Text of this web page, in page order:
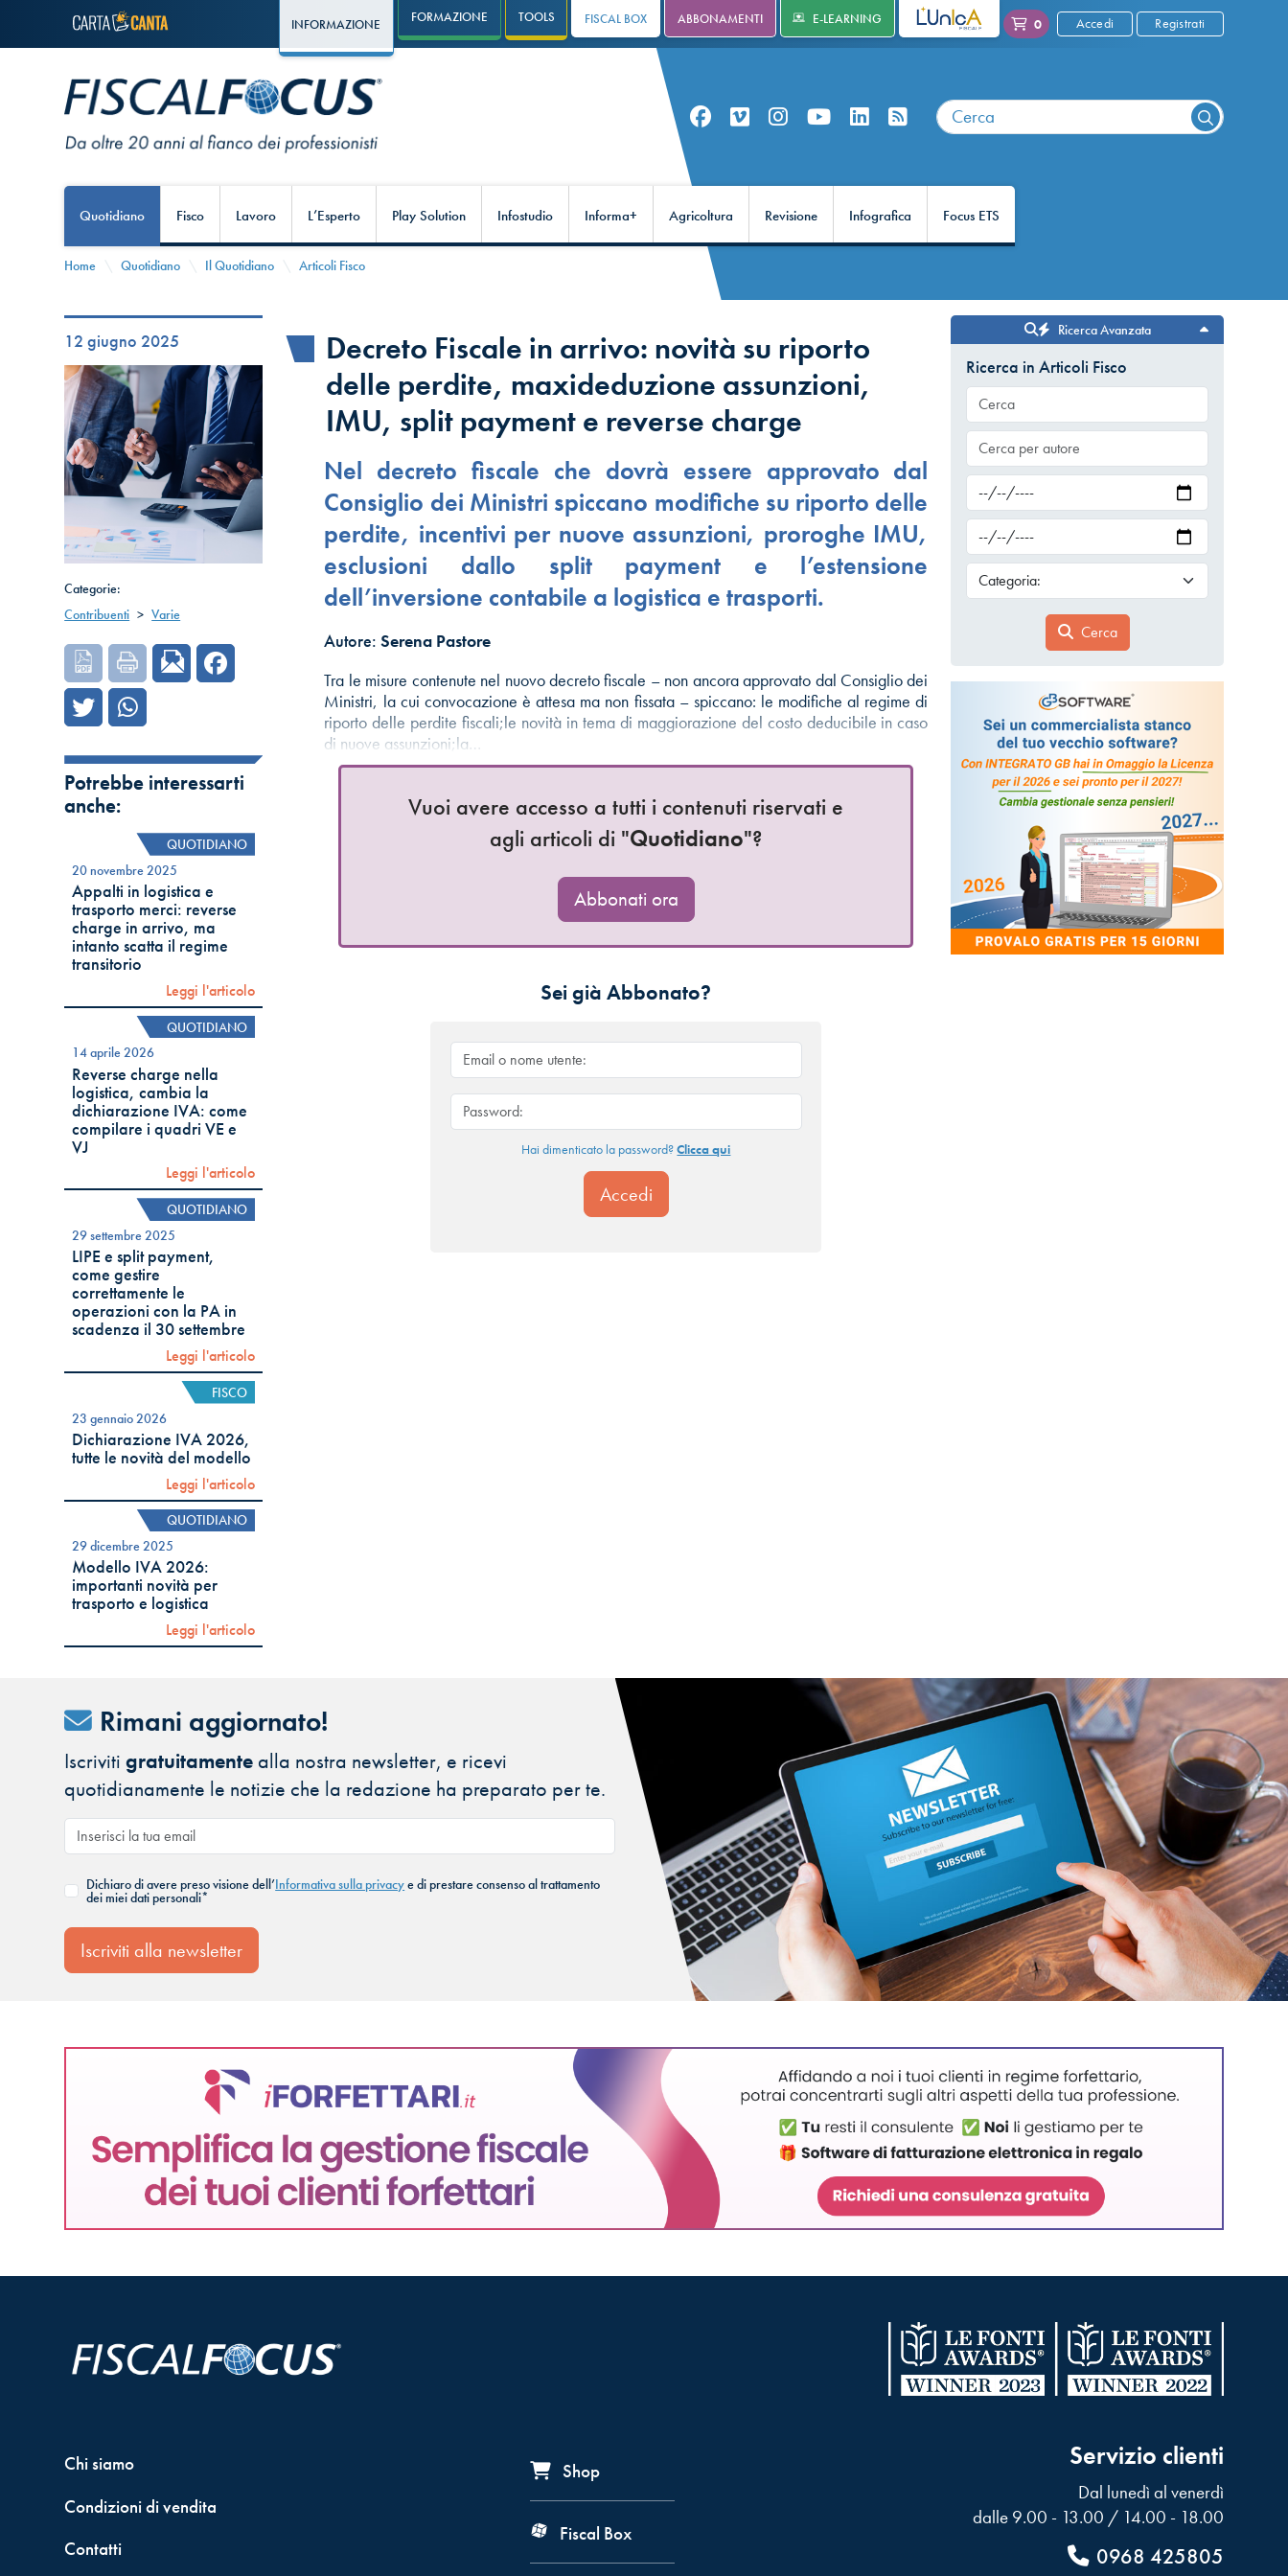
INFORMAZIONE FORMAZIONE TOOLS FISCAL BOX ABBONAMENTI E-LEARNING L'UNICA 0 Accedi Registrati
Quotidiano Fisco Lavoro L’Esperto Play Solution Infostudio Informa+ Agricoltura Revisione Infografica Focus ETS
Home Quotidiano Il Quotidiano Articoli Fisco
12 giugno 2025
Categorie:
Contribuenti > Varie
Potrebbe interessarti
anche:
QUOTIDIANO
20 novembre 2025
Appalti in logistica e
trasporto merci: reverse
charge in arrivo, ma
intanto scatta il regime
transitorio
Leggi l'articolo
QUOTIDIANO
14 aprile 2026
Reverse charge nella
logistica, cambia la
dichiarazione IVA: come
compilare i quadri VE e
VJ
Leggi l'articolo
QUOTIDIANO
29 settembre 2025
LIPE e split payment,
come gestire
correttamente le
operazioni con la PA in
scadenza il 30 settembre
Leggi l'articolo
FISCO
23 gennaio 2026
Dichiarazione IVA 2026,
tutte le novità del modello
Leggi l'articolo
QUOTIDIANO
29 dicembre 2025
Modello IVA 2026:
importanti novità per
trasporto e logistica
Leggi l'articolo
Decreto Fiscale in arrivo: novità su riporto
delle perdite, maxideduzione assunzioni,
IMU, split payment e reverse charge
Nel decreto fiscale che dovrà essere approvato dal
Consiglio dei Ministri spiccano modifiche su riporto delle
perdite, incentivi per nuove assunzioni, proroghe IMU,
esclusioni dallo split payment e l’estensione
dell’inversione contabile a logistica e trasporti.
Autore:Serena Pastore
Tra le misure contenute nel nuovo decreto fiscale – non ancora approvato dal Consiglio dei
Ministri, la cui convocazione è attesa ma non fissata – spiccano: le modifiche al regime di
riporto delle perdite fiscali;le novità in tema di maggiorazione del costo deducibile in caso
di nuove assunzioni;la…
Vuoi avere accesso a tutti i contenuti riservati e
agli articoli di "Quotidiano"?
Abbonati ora
Sei già Abbonato?
Hai dimenticato la password?Clicca qui
Ricerca Avanzata
Ricerca in Articoli Fisco
Cerca
Rimani aggiornato!
Iscrivitigratuitamente alla nostra newsletter, e ricevi
quotidianamente le notizie che la redazione ha preparato per te.
Dichiaro di avere preso visione dell’Informativa sulla privacye di prestare consenso al trattamento
dei miei dati personali*
Iscriviti alla newsletter
Chi siamo
Condizioni di vendita
Contatti
Shop
Fiscal Box
Servizio clienti
Dal lunedì al venerdì
dalle 9.00 - 13.00 / 14.00 - 18.00
0968 425805